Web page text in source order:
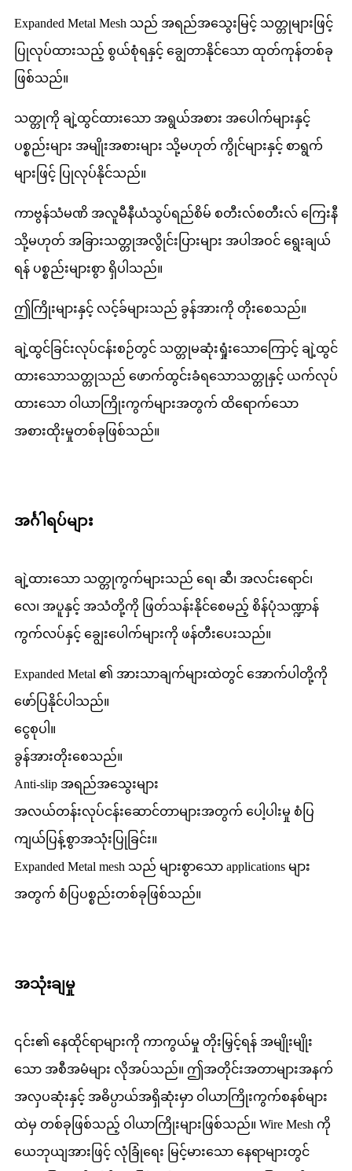
Expanded Metal Mesh သည် အရည်အသွေးမြင့် သတ္တုများဖြင့်
ပြုလုပ်ထားသည့် စွယ်စုံရနှင့် ချွေတာနိုင်သော ထုတ်ကုန်တစ်ခု
ဖြစ်သည်။
သတ္တုကို ချဲ့ထွင်ထားသော အရွယ်အစား အပေါက်များနှင့်
ပစ္စည်းများ အမျိုးအစားများ သို့မဟုတ် ကွိုင်များနှင့် စာရွက်
များဖြင့် ပြုလုပ်နိုင်သည်။
ကာဗွန်သံမဏိ အလူမီနီယံသွပ်ရည်စိမ် စတီးလ်စတီးလ် ကြေးနီ
သို့မဟုတ် အခြားသတ္တုအလွိုင်းပြားများ အပါအဝင် ရွေးချယ်
ရန် ပစ္စည်းများစွာ ရှိပါသည်။
ဤကြိုးများနှင့် လင့်ခ်များသည် ခွန်အားကို တိုးစေသည်။
ချဲ့ထွင်ခြင်းလုပ်ငန်းစဉ်တွင် သတ္တုမဆုံးရှုံးသောကြောင့် ချဲ့ထွင်
ထားသောသတ္တုသည် ဖောက်ထွင်းခံရသောသတ္တုနှင့် ယက်လုပ်
ထားသော ဝါယာကြိုးကွက်များအတွက် ထိရောက်သော
အစားထိုးမှုတစ်ခုဖြစ်သည်။
အင်္ဂါရပ်များ
ချဲ့ထားသော သတ္တုကွက်များသည် ရေ၊ ဆီ၊ အလင်းရောင်၊
လေ၊ အပူနှင့် အသံတို့ကို ဖြတ်သန်းနိုင်စေမည့် စိန်ပုံသဏ္ဍာန်
ကွက်လပ်နှင့် ချွေးပေါက်များကို ဖန်တီးပေးသည်။
Expanded Metal ၏ အားသာချက်များထဲတွင် အောက်ပါတို့ကို
ဖော်ပြနိုင်ပါသည်။
ငွေစုပါ။
ခွန်အားတိုးစေသည်။
Anti-slip အရည်အသွေးများ
အလယ်တန်းလုပ်ငန်းဆောင်တာများအတွက် ပေါ့ပါးမှု စံပြ
ကျယ်ပြန့်စွာအသုံးပြုခြင်း။
Expanded Metal mesh သည် များစွာသော applications များ
အတွက် စံပြပစ္စည်းတစ်ခုဖြစ်သည်။
အသုံးချမှု
၎င်း၏ နေထိုင်ရာများကို ကာကွယ်မှု တိုးမြှင့်ရန် အမျိုးမျိုး
သော အစီအမံများ လိုအပ်သည်။ ဤအတိုင်းအတာများအနက်
အလှပဆုံးနှင့် အဓိပ္ပာယ်အရှိဆုံးမှာ ဝါယာကြိုးကွက်စနစ်များ
ထဲမှ တစ်ခုဖြစ်သည့် ဝါယာကြိုးများဖြစ်သည်။ Wire Mesh ကို
ယေဘုယျအားဖြင့် လုံခြုံရေး မြင့်မားသော နေရာများတွင်